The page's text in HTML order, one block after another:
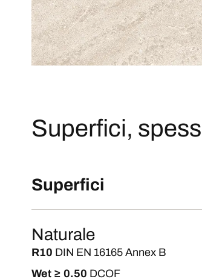
Superfici,
Superfici
Naturale
R10 DIN EN 16165 Annex B
Wet ≥ 0.50 DCOF